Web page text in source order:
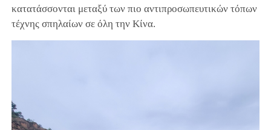
κατατάσσονται μεταξύ των πιο αντιπροσωπευτικών τόπων
τέχνης σπηλαίων σε όλη την Κίνα.